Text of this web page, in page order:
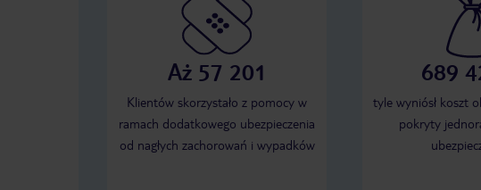
Aż 57 201
Klientów skorzystało z pomocy w
ramach dodatkowego ubezpieczenia
od nagłych zachorowań i wypadków
689
tyle wyniósł koszt
pokryty